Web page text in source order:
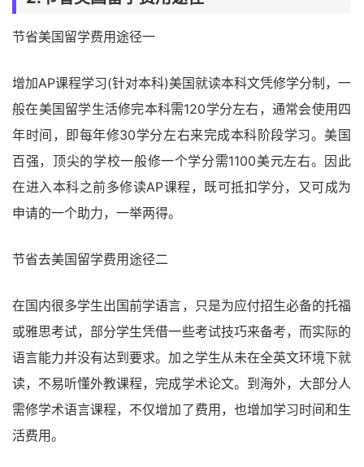
节省美国留学费用途径一
增加AP课程学习(针对本科)美国就读本科文凭修学分制，一
般在美国留学生活修完本科需120学分左右，通常会使用四
年时间，即每年修30学分左右来完成本科阶段学习。美国
百强，顶尖的学校一般修一个学分需1100美元左右。因此
在进入本科之前多修读AP课程，既可抵扣学分，又可成为
申请的一个助力，一举两得。
节省去美国留学费用途径二
在国内很多学生出国前学语言，只是为应付招生必备的托福
或雅思考试，部分学生凭借一些考试技巧来备考，而实际的
语言能力并没有达到要求。加之学生从未在全英文环境下就
读，不易听懂外教课程，完成学术论文。到海外，大部分人
需修学术语言课程，不仅增加了费用，也增加学习时间和生
活费用。